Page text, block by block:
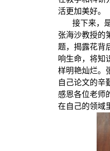
活更加美好。
接下来，
张海沙教授的
题，揭露花背
响生命，将知
样明艳灿烂。
自己论文的辛
感恩各位老师
在自己的领域